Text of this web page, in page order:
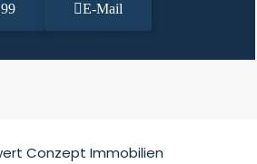
E-Mail
Conzept Immobilien